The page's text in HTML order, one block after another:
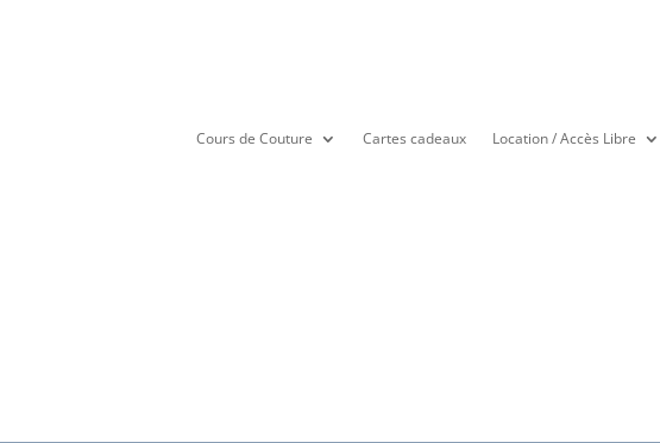
Cours de Couture Cartes cadeaux Location / Accès Libre